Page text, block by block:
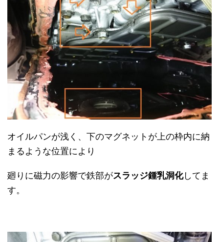
オイルパンが浅く、下のマグネットが上の枠内に納
まるような位置により
廻りに磁力の影響で鉄部がスラッジ鍾乳洞化してま
す。